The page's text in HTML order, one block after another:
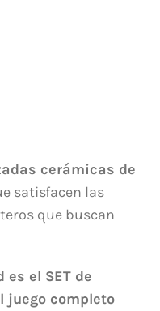
cerámicas de
satisfacen las
que buscan
es el SET de
juego completo